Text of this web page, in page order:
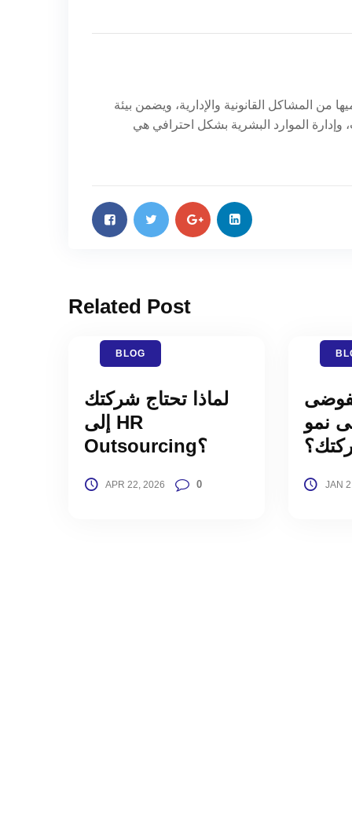
من المشاكل القانونية والإدارية، ويضمن بيئة
وإدارة الموارد البشرية بشكل احترافي هي
Related Post
BLOG
لماذا تحتاج شركتك
إلى HR
Outsourcing؟
APR 22, 2026 0
نمو
JAN